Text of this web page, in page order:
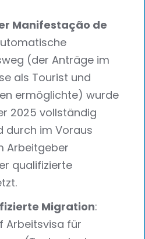
Manifestação de
(der Anträge im
als Tourist und
ermöglichte) wurde
2025 vollständig
durch im Voraus
Arbeitgeber
qualifizierte
Migration:
Arbeitsvisa für